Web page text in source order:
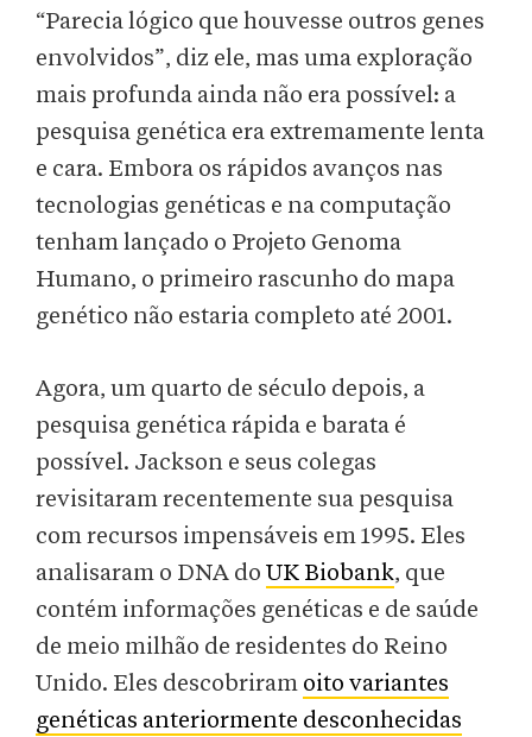
“Parecia lógico que houvesse outros genes
envolvidos”, diz ele, mas uma exploração
mais profunda ainda não era possível: a
pesquisa genética era extremamente lenta
e cara. Embora os rápidos avanços nas
tecnologias genéticas e na computação
tenham lançado o Projeto Genoma
Humano, o primeiro rascunho do mapa
genético não estaria completo até 2001.
Agora, um quarto de século depois, a
pesquisa genética rápida e barata é
possível. Jackson e seus colegas
revisitaram recentemente sua pesquisa
com recursos impensáveis ​​em 1995. Eles
analisaram o DNA do UK Biobank, que
contém informações genéticas e de saúde
de meio milhão de residentes do Reino
Unido. Eles descobriram oito variantes
genéticas anteriormente desconhecidas